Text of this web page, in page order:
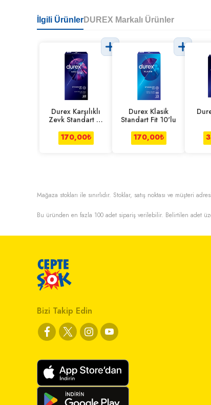
İlgili ÜrünlerDUREX Markalı Ürünler
Durex Karşılıklı
Zevk Standart Fit
170,00₺
Durex Klasik
Standart Fit 10'lu
170,00₺
Mağaza stokları ile sınırlıdır. Stoklar, satış noktası ve müşteri
Bu üründen en fazla 100 adet sipariş verilebilir. Belirtilen adet
Bizi Takip Edin